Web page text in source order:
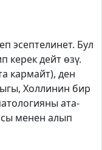
эсептелинет. Бул
керек дейт өзү.
кармайт), ден
Холлинин бир
ата-
менен алып